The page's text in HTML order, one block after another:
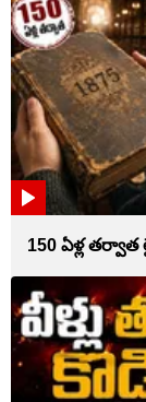
150 ఏళ్ల తర్వాత